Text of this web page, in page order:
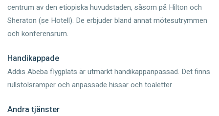
centrum av den etiopiska huvudstaden, såsom på Hilton och
Sheraton (se Hotell). De erbjuder bland annat mötesutrymmen
och konferensrum.
Handikappade
Addis Abeba flygplats är utmärkt handikappanpassad. Det finns
rullstolsramper och anpassade hissar och toaletter.
Andra tjänster